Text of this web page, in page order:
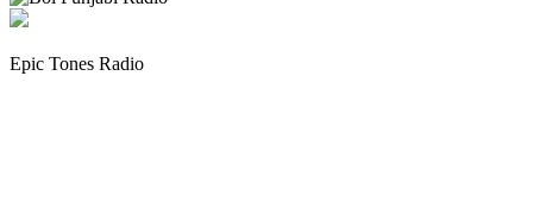
Epic Tones Radio